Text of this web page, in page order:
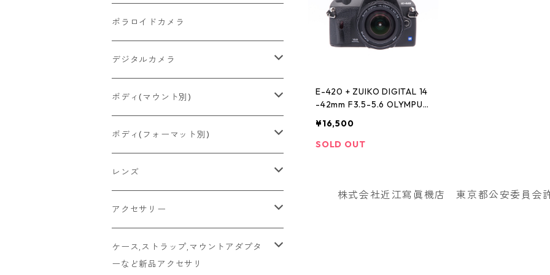
E-420 + ZUIKO DIGITAL 14
-42mm F3.5-5.6 OLYMPUS
¥16,500
SOLD OUT
株式会社近江寫眞機店 東京都公安委員会
2026/06/27
2026/06/24
2026/06/23
2026/06/21
2026/06/12
2026/06/11
2026/06/10
MINOLTA
CONTAX
Konica
Ricoh
Mamiya
京セラ
FUJIFILM
FUJIFILM
RICOH
Minolta
Konica
Leica
Rollei
OLYMPUS
Canon
Zeiss Ikon
舶来その他
国産その他
PENTAX
FUJIFILM
Bronica
CONTAX
HASSELBLAD
Rollei
PLAUBEL
ポラロイドカメラ
デジタルカメラ
一眼レフ
ミラーレス一眼
コンパクト
ボディ(マウント別)
Fマウント
FDマウント
SR/MDマウント
OMマウント
ボディ(フォーマット別)
ハーフサイズ
フルサイズ
6x4.5
レンズ
Fマウント
FDマウント
アクセサリー
キャップ
ケース,ストラップ,マウントアダプタ
ーなど新品アクセサリ